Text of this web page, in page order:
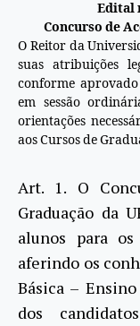
Edital
Concurso de
O Reitor da
suas atribuições
conforme
em sessão
orientações
aos Cursos de
Art. 1. O
Graduação da
alunos para os
aferindo os
Básica –
dos